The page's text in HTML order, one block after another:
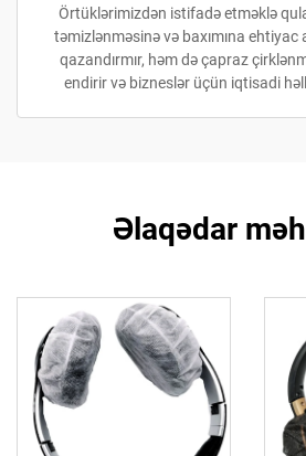
Örtüklərimizdən istifadə etməklə
təmizlənməsinə və baxımına ehtiyac
qazandırmır, həm də çapraz
endirir və bizneslər üçün iqtisadi
Əlaqədar